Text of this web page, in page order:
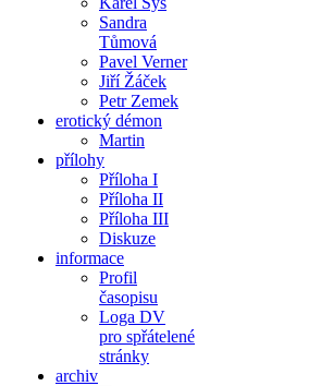
Sandra
Tůmová
Pavel Verner
Jiří Žáček
Petr Zemek
erotický démon
Martin
přílohy
Příloha I
Příloha II
Příloha III
Diskuze
informace
Profil
časopisu
Loga DV
pro spřátelené
stránky
archiv